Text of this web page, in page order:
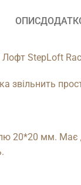
ОПИС
Лофт StepLoft
звільнить
20*20 мм.